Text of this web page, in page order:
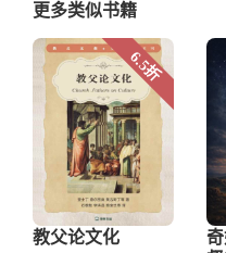
更多类似书籍